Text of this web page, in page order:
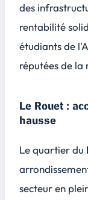
des
rentabilité
étudiants de
réputées de la
Le Rouet :
hausse
Le quartier du
secteur en